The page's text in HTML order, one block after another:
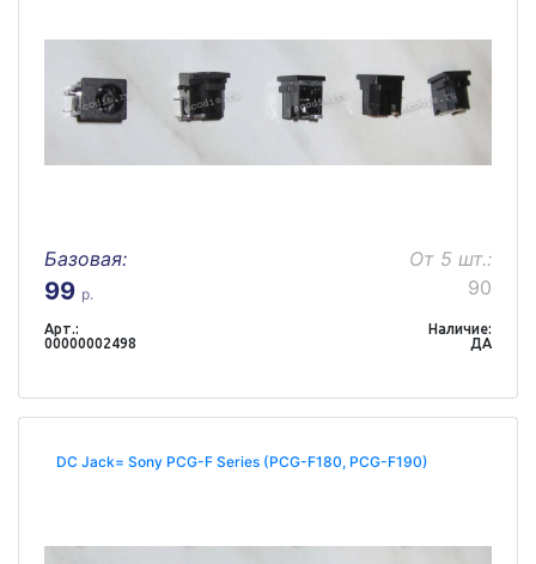
Базовая:
99 р.
От 5 шт.:
90
Арт.:
00000002498
Наличие:
ДА
DC Jack= Sony PCG-F Series (PCG-F180, PCG-F190)